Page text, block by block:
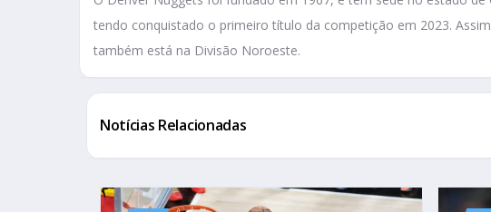
tendo conquistado o primeiro título da competição em 2023.
também está na Divisão Noroeste.
Notícias Relacionadas